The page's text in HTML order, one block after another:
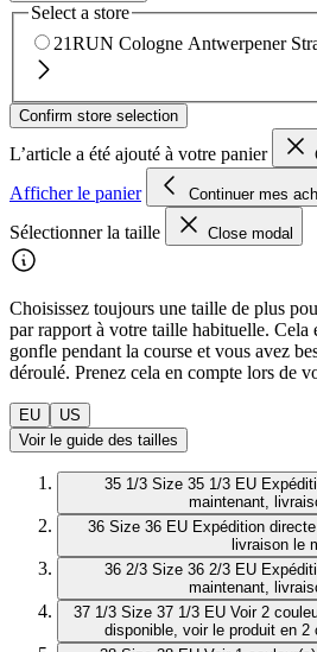
Select a store
21RUN Cologne Antwerpener
Confirm store selection
L’article a été ajouté à votre panier
Afficher le panier Continuer mes
Sélectionner la taille Close modal
Choisissez toujours une taille de plus
par rapport à votre taille habituelle. Cela
gonfle pendant la course et vous avez
déroulé. Prenez cela en compte lors de
EU
US
Voir le guide des tailles
35 1/3 Size 35 1/3 EU
maintenant,
36 Size 36 EU Expédition directe
livraison le
36 2/3 Size 36 2/3 EU
maintenant,
37 1/3 Size 37 1/3 EU Voir 2
disponible, voir le produit en 2